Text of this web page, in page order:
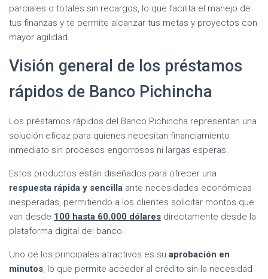
parciales o totales sin recargos, lo que facilita el manejo de
tus finanzas y te permite alcanzar tus metas y proyectos con
mayor agilidad.
Visión general de los préstamos
rápidos de Banco Pichincha
Los préstamos rápidos del Banco Pichincha representan una
solución eficaz para quienes necesitan financiamiento
inmediato sin procesos engorrosos ni largas esperas.
Estos productos están diseñados para ofrecer una
respuesta rápida y sencilla ante necesidades económicas
inesperadas, permitiendo a los clientes solicitar montos que
van desde 100 hasta 60.000 dólares directamente desde la
plataforma digital del banco.
Uno de los principales atractivos es su aprobación en
minutos, lo que permite acceder al crédito sin la necesidad